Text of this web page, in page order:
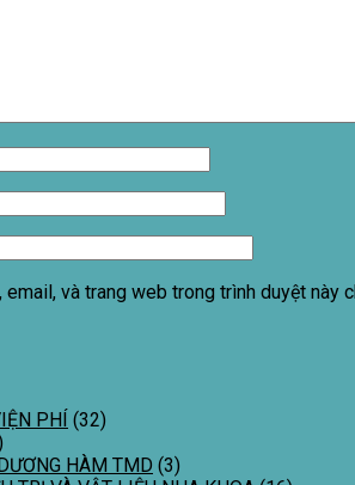
và trang web trong trình duyệt này
PHÍ (32)
HÀM TMD (3)